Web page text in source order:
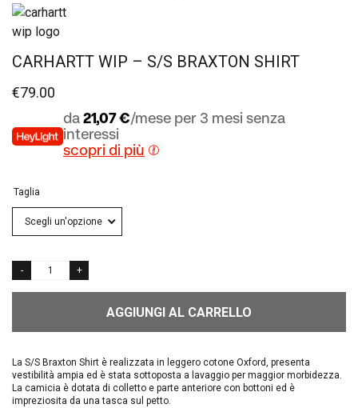
CARHARTT WIP – S/S BRAXTON SHIRT
€79.00
da 21,07 €/mese per 3 mesi senza
interessi
scopri di più
Taglia
AGGIUNGI AL CARRELLO
La S/S Braxton Shirt è realizzata in leggero cotone Oxford, presenta
vestibilità ampia ed è stata sottoposta a lavaggio per maggior morbidezza.
La camicia è dotata di colletto e parte anteriore con bottoni ed è
impreziosita da una tasca sul petto.